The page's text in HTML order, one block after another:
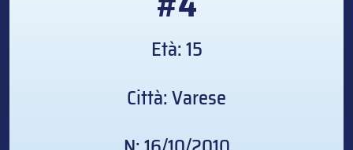
Età: 15
Città: Varese